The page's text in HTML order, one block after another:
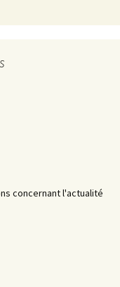
concernant l'actualité